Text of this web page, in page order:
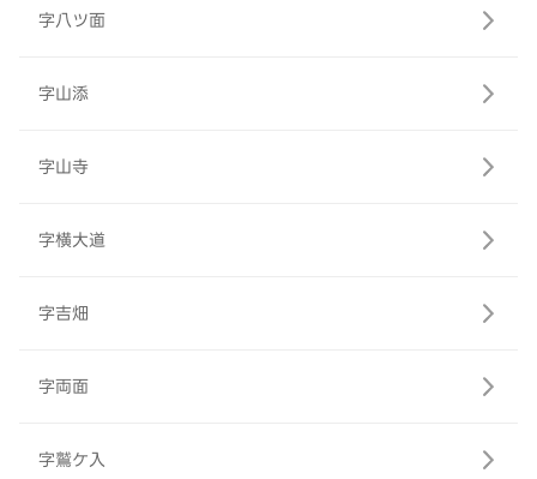
字八ツ面
字山添
字山寺
字横大道
字吉畑
字両面
字鷲ケ入